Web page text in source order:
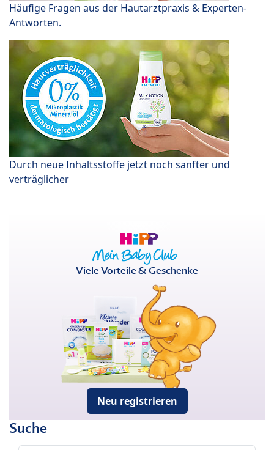
Häufige Fragen aus der Hautarztpraxis & Experten-
Antworten.
Durch neue Inhaltsstoffe jetzt noch sanfter und
verträglicher
Viele Vorteile & Geschenke
Neu registrieren
Suche